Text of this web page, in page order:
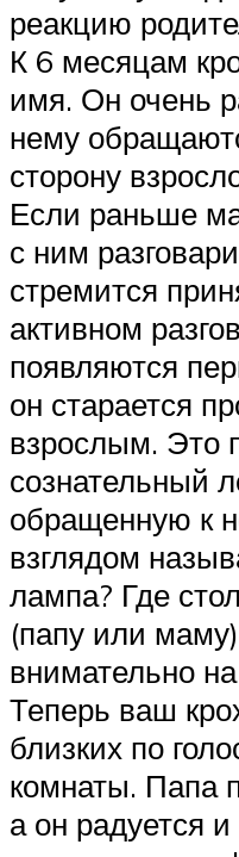
реакцию
К 6 месяцам
имя. Он очень
нему
сторону
Если раньше
с ним
стремится
активном
появляются
он старается
взрослым. Это
сознательный
обращенную к
взглядом
лампа? Где
(папу или
внимательно
Теперь ваш
близких по
комнаты. Папа
а он радуется